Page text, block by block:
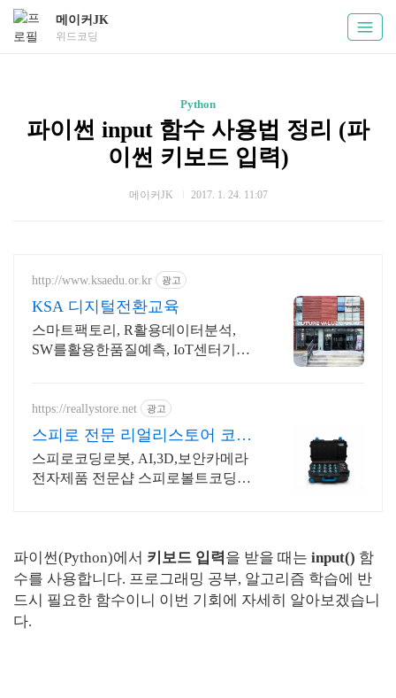
메이커JK
위드코딩
Python
파이썬 input 함수 사용법 정리 (파
이썬 키보드 입력)
메이커JK 2017. 1. 24. 11:07
http://www.ksaedu.or.kr 광고
KSA 디지털전환교육
스마트팩토리, R활용데이터분석,
SW를활용한품질예측, IoT센터기술,
https://reallystore.net 광고
스피로 전문 리얼리스토어 코딩
교육을 쉽고 재밌게
스피로코딩로봇, AI,3D,보안카메라
전자제품 전문샵 스피로볼트코딩로
파이썬(Python)에서 키보드 입력을 받을 때는 input() 함
수를 사용합니다. 프로그래밍 공부, 알고리즘 학습에 반
드시 필요한 함수이니 이번 기회에 자세히 알아보겠습니
다.